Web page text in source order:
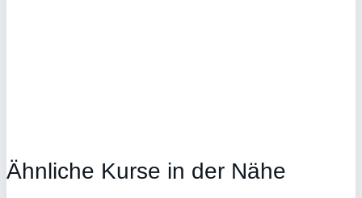
Ähnliche Kurse in der Nähe